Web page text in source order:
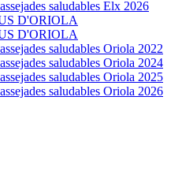
saludables Elx 2026
D'ORIOLA
D'ORIOLA
saludables Oriola 2022
saludables Oriola 2024
saludables Oriola 2025
saludables Oriola 2026